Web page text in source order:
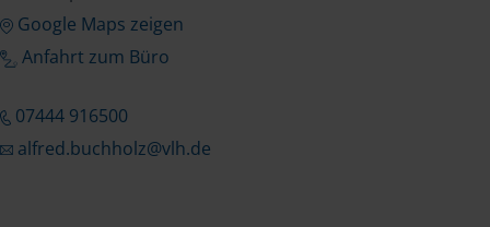
Google Maps zeigen
Anfahrt zum Büro
07444 916500
alfred.buchholz@vlh.de